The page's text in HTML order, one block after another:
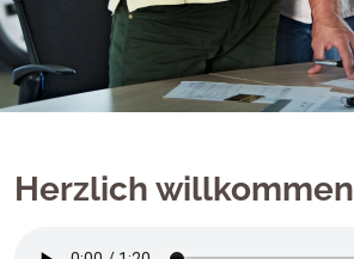
Herzlich willkommen